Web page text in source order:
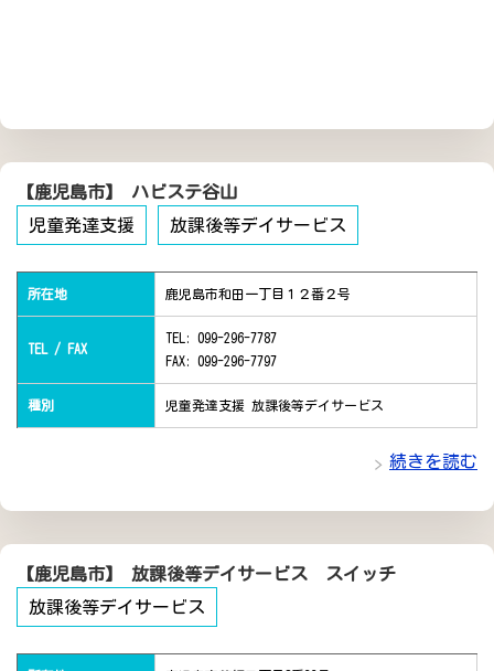
【鹿児島市】 ハビステ谷山
児童発達支援
放課後等デイサービス
所在地 鹿児島市和田一丁目１２番２号
TEL / FAX
TEL: 099-296-7787
FAX: 099-296-7797
種別 児童発達支援 放課後等デイサービス
続きを読む
【鹿児島市】 放課後等デイサービス スイッチ
放課後等デイサービス